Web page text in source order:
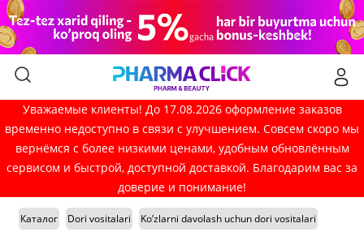
Уважаемые клиенты! До 17.08.2026 оформление заказов
временно недоступно в связи с улучшением. Совсем скоро мы
вернёмся с более низкими ценами, удобным обновлённым
сервисом и быстрой, доступной доставкой. Благодарим вас за
доверие и понимание!
Каталог Dori vositalari Ko’zlarni davolash uchun dori vositalari